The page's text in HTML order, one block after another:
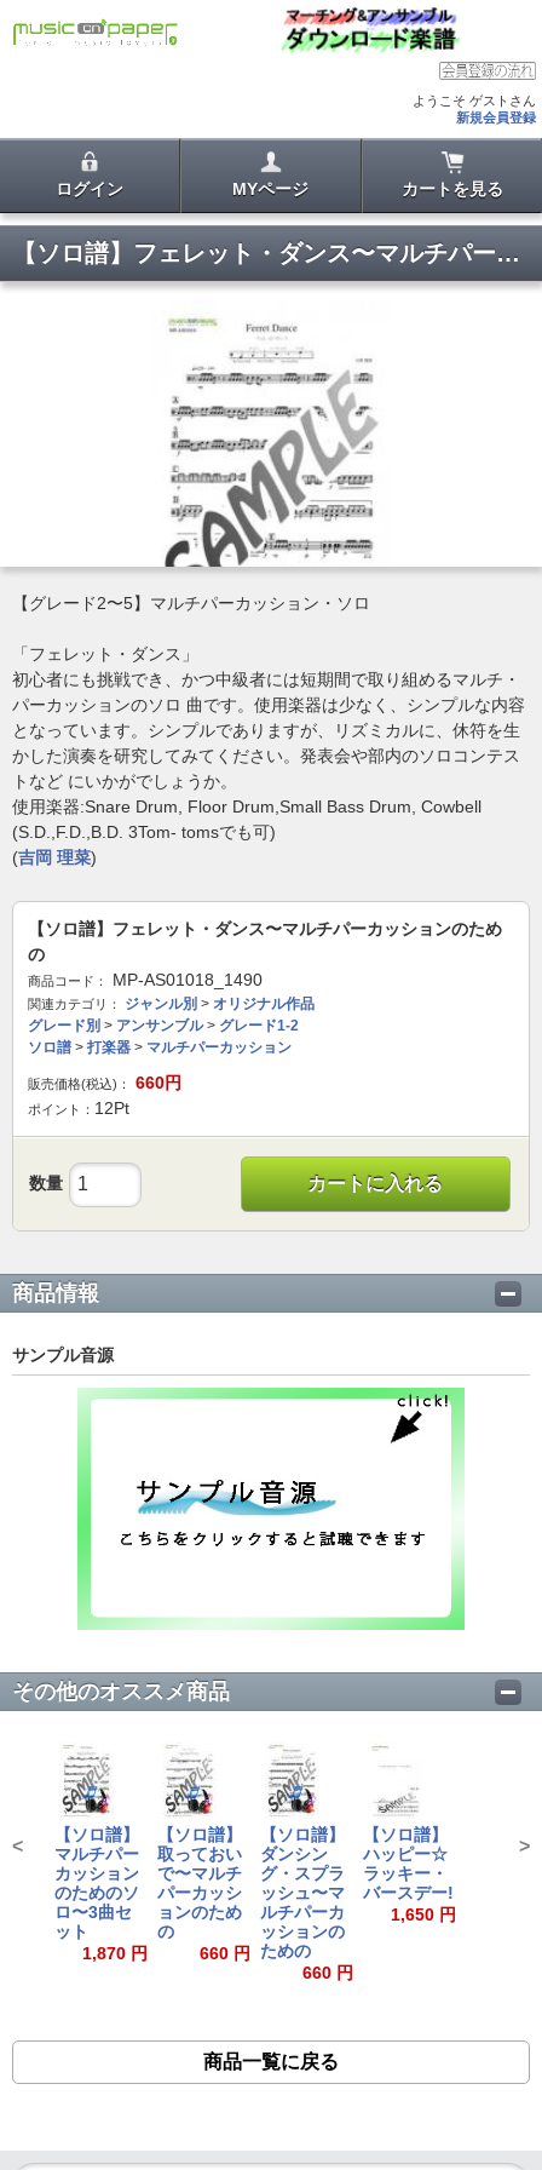
ようこそ ゲストさん
新規会員登録
ログイン MYページ カートを見る
【ソロ譜】フェレット・ダンス〜マルチパーカッションのための
【グレード2〜5】マルチパーカッション・ソロ
「フェレット・ダンス」
初心者にも挑戦でき、かつ中級者には短期間で取り組めるマルチ・
パーカッションのソロ 曲です。使用楽器は少なく、シンプルな内容
となっています。シンプルでありますが、リズミカルに、休符を生
かした演奏を研究してみてください。発表会や部内のソロコンテス
トなど にいかがでしょうか。
使用楽器:Snare Drum, Floor Drum,Small Bass Drum, Cowbell
(S.D.,F.D.,B.D. 3Tom- tomsでも可)
(吉岡 理菜)
【ソロ譜】フェレット・ダンス〜マルチパーカッションのため
の
商品コード： MP-AS01018_1490
関連カテゴリ： ジャンル別 > オリジナル作品
グレード別 > アンサンブル> グレード1-2
ソロ譜 > 打楽器 > マルチパーカッション
販売価格(税込)： 660円
ポイント： 12Pt
数量 カートに入れる
商品情報
サンプル音源
その他のオススメ商品
【ソロ譜】
マルチパー
カッション
のためのソ
ロ〜3曲セ
ット
1,870 円
【ソロ譜】
取っておい
で〜マルチ
パーカッシ
ョンのため
の
660 円
【ソロ譜】
ダンシン
グ・スプラ
ッシュ〜マ
ルチパーカ
ッションの
ための
660 円
【ソロ譜】
ハッピー☆
ラッキー・
バースデー!
1,650 円
< >
商品一覧に戻る